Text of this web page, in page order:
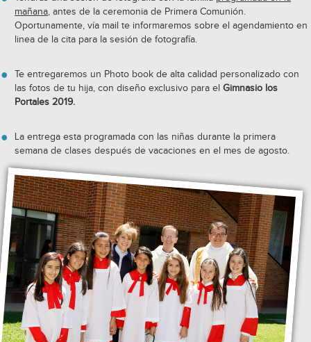
mañana, antes de la ceremonia de Primera Comunión.
Oportunamente, vía mail te informaremos sobre el agendamiento en
linea de la cita para la sesión de fotografía.
Te entregaremos un Photo book de alta calidad personalizado con
las fotos de tu hija, con diseño exclusivo para el Gimnasio los
Portales 2019.
La entrega esta programada con las niñas durante la primera
semana de clases después de vacaciones en el mes de agosto.